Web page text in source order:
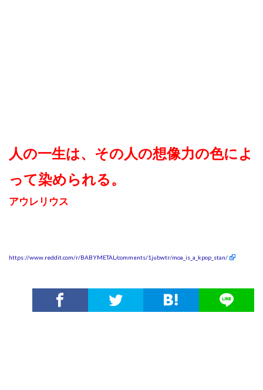
人の一生は、その人の想像力の色によ
って染められる。
アウレリウス
https://www.reddit.com/r/BABYMETAL/comments/1jubwtr/moa_is_a_kpop_stan/